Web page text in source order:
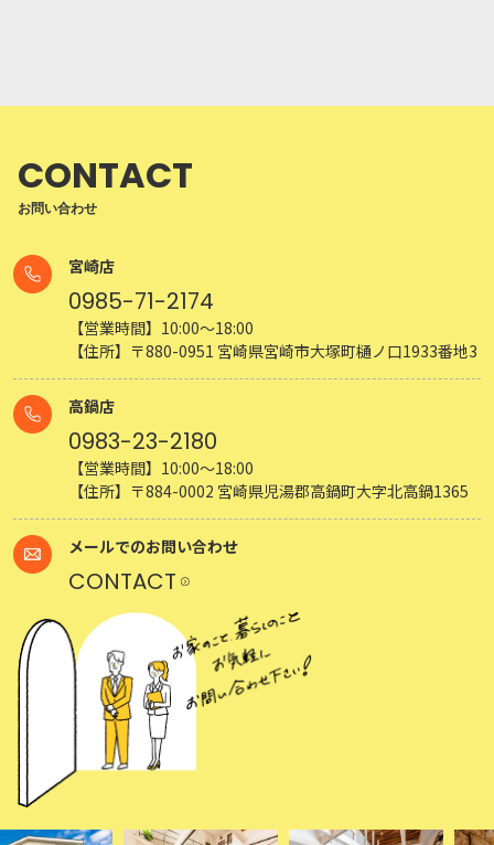
CONTACT
お問い合わせ
宮崎店
0985-71-2174
【営業時間】10:00～18:00
【住所】〒880-0951 宮崎県宮崎市大塚町樋ノ口1933番地3
高鍋店
0983-23-2180
【営業時間】10:00～18:00
【住所】〒884-0002 宮崎県児湯郡高鍋町大字北高鍋1365
メールでのお問い合わせ
CONTACT